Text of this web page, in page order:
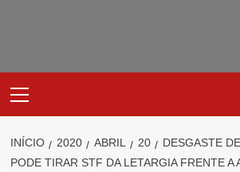
Menu
INÍCIO 2020 ABRIL 20
DESGASTE
PODE TIRAR STF DA LETARGIA FRENTE A